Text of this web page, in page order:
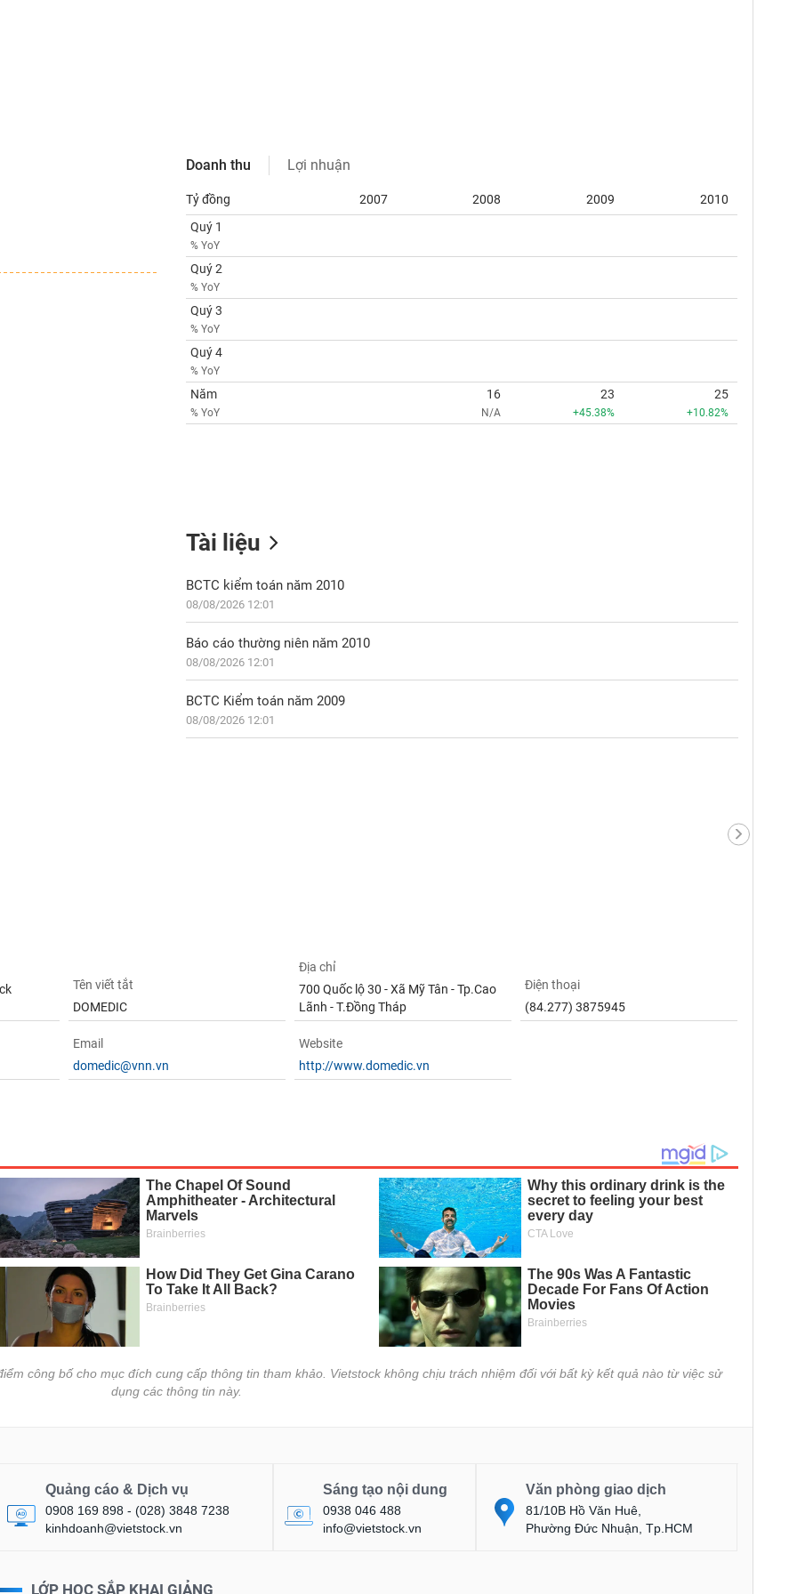
Doanh thu Lợi nhuận
Tỷ đồng 2007 2008 2009
2010
Quý 1
% YoY
Quý 2
% YoY
Quý 3
% YoY
Quý 4
% YoY
Năm
% YoY
16
N/A
23
+45.38%
25
+10.82%
Tài liệu
BCTC kiểm toán năm 2010
08/08/2026 12:01
Báo cáo thường niên năm 2010
08/08/2026 12:01
BCTC Kiểm toán năm 2009
08/08/2026 12:01
Tên viết tắt
DOMEDIC
Địa chỉ
700 Quốc lộ 30 - Xã Mỹ Tân - Tp.Cao
Lãnh - T.Đồng Tháp
Điện thoại
(84.277) 3875945
Email
domedic@vnn.vn
Website
http://www.domedic.vn
công bố cho mục đích cung cấp thông tin tham khảo. Vietstock không chịu trách nhiệm đối với bất kỳ kết quả nào từ việc sử
dụng các thông tin này.
Quảng cáo & Dịch vụ
0908 169 898 - (028) 3848 7238
kinhdoanh@vietstock.vn
Sáng tạo nội dung
0938 046 488
info@vietstock.vn
Văn phòng giao dịch
81/10B Hồ Văn Huê,
Phường Đức Nhuận, Tp.HCM
LỚP HỌC SẮP KHAI GIẢNG